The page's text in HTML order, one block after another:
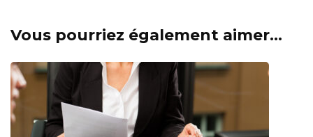
Vous pourriez également aimer...